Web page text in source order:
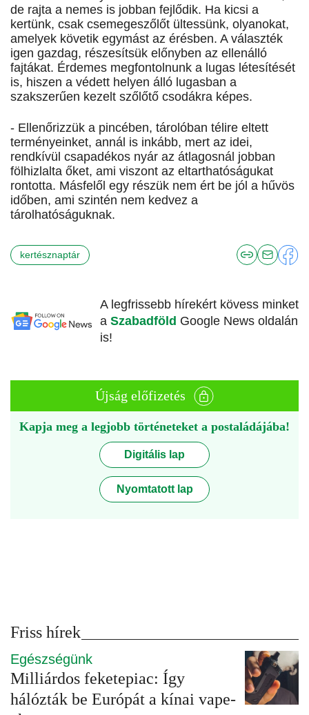
de rajta a nemes is jobban fejlődik. Ha kicsi a
kertünk, csak csemegeszőlőt ültessünk, olyanokat,
amelyek követik egymást az érésben. A választék
igen gazdag, részesítsük előnyben az ellenálló
fajtákat. Érdemes megfontolnunk a lugas létesítését
is, hiszen a védett helyen álló lugasban a
szakszerűen kezelt szőlőtő csodákra képes.
- Ellenőrizzük a pincében, tárolóban télire eltett
terményeinket, annál is inkább, mert az idei,
rendkívül csapadékos nyár az átlagosnál jobban
fölhizlalta őket, ami viszont az eltarthatóságukat
rontotta. Másfelől egy részük nem ért be jól a hűvös
időben, ami szintén nem kedvez a
tárolhatóságuknak.
kertésznaptár
A legfrissebb hírekért kövess minket
a Szabadföld Google News oldalán
is!
Újság előfizetés
Kapja meg a legjobb történeteket a postaládájába!
Digitális lap
Nyomtatott lap
Friss hírek
Egészségünk
Milliárdos feketepiac: Így
hálózták be Európát a kínai vape-